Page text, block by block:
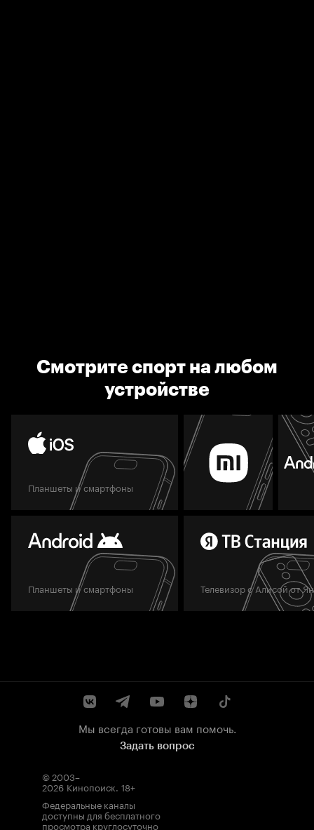
Смотрите спорт на любом
устройстве
Планшеты и смартфоны
Планшеты и смартфоны Телевизор с Алисой от
Мы всегда готовы вам помочь.
Задать вопрос
© 2003–
2026 Кинопоиск. 18+
Федеральные каналы
доступны для бесплатного
просмотра круглосуточно